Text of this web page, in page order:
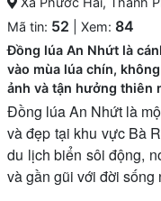
Mã tin: 52 | Xem: 84
Đồng lúa An Nhứt là
vào mùa lúa chín,
ảnh và tận hưởng thiên
Đồng lúa An Nhứt là
và đẹp tại khu vực Bà
du lịch biển sôi động,
và gần gũi với đời sống